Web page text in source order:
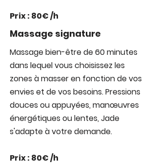
Prix : 80€ /h
Massage signature
Massage bien-être de 60 minutes
dans lequel vous choisissez les
zones à masser en fonction de vos
envies et de vos besoins. Pressions
douces ou appuyées, manœuvres
énergétiques ou lentes, Jade
s'adapte à votre demande.
Prix : 80€ /h